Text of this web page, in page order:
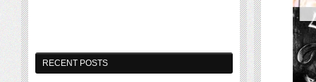
RECENT POSTS